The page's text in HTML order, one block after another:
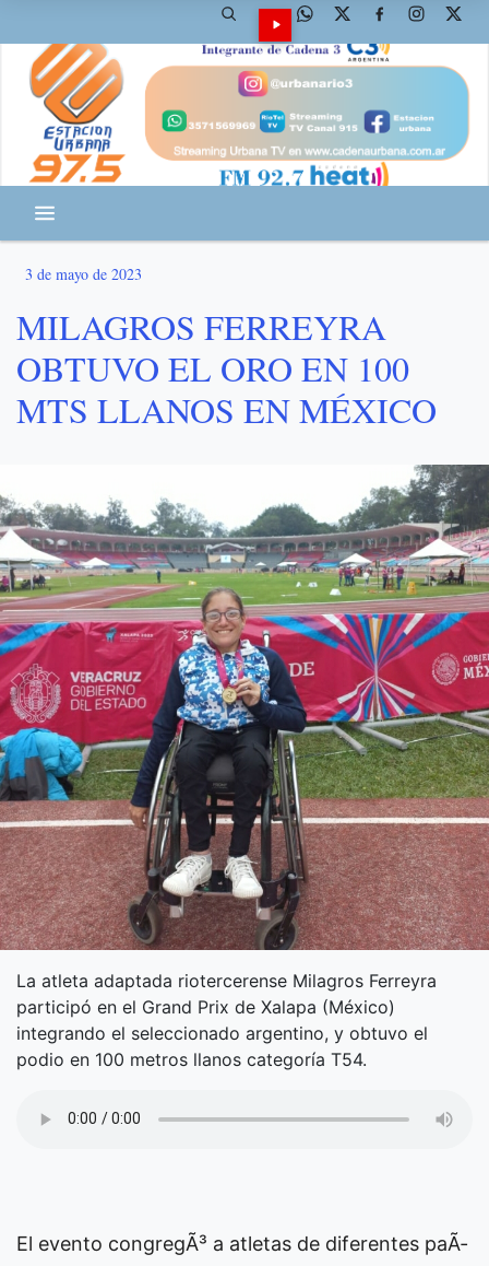
3 de mayo de 2023
MILAGROS FERREYRA
OBTUVO EL ORO EN 100
MTS LLANOS EN MÉXICO
La atleta adaptada riotercerense Milagros Ferreyra
participó en el Grand Prix de Xalapa (México)
integrando el seleccionado argentino, y obtuvo el
podio en 100 metros llanos categoría T54.
El evento congregÃ³ a atletas de diferentes paÃ­